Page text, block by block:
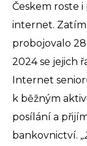
Českem roste
internet.
probojovalo
2024 se jejich
Internet
k běžným
posílání a
bankovnictví.